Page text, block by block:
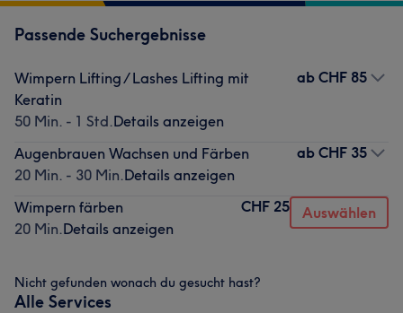
Passende Suchergebnisse
Wimpern Lifting / Lashes Lifting mit
Keratin
50 Min. - 1 Std.Details anzeigen
ab CHF 85
Augenbrauen Wachsen und Färben
20 Min. - 30 Min.Details anzeigen
ab CHF 35
Wimpern färben
20 Min.Details anzeigen
CHF 25 Auswählen
Nicht gefunden wonach du gesucht hast?
Alle Services